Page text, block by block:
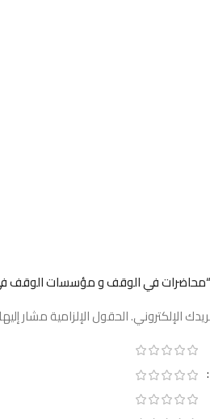
في الوقف و مؤسسات الوقف في
الإلكتروني.الحقول الإلزامية مشار